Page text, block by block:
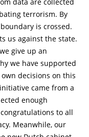
terrorism. By
is crossed.
us against the state.
give up an
we have supported
decisions on this
came from a
enough
to all
Meanwhile, our